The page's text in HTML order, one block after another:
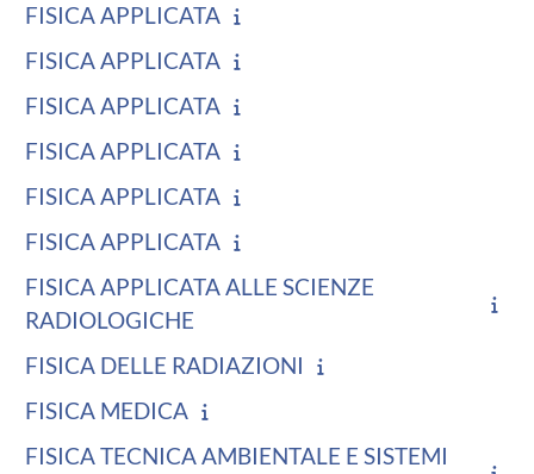
FISICA APPLICATA
FISICA APPLICATA
FISICA APPLICATA
FISICA APPLICATA
FISICA APPLICATA
FISICA APPLICATA
FISICA APPLICATA ALLE SCIENZE
RADIOLOGICHE
FISICA DELLE RADIAZIONI
FISICA MEDICA
FISICA TECNICA AMBIENTALE E SISTEMI